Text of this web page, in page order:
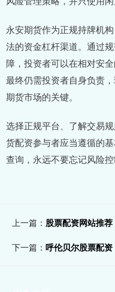
永安期货作为正规持牌机
法的资金杠杆渠道。通过
障，投资者可以在相对安
最终仍需投资者自身负责
期货市场的关键。
选择正规平台、了解交易
货配资参与者应当遵循的
查询，永远不要忘记风险控
上一篇： 股票配资网站推
下一篇： 呼伦贝尔股票配